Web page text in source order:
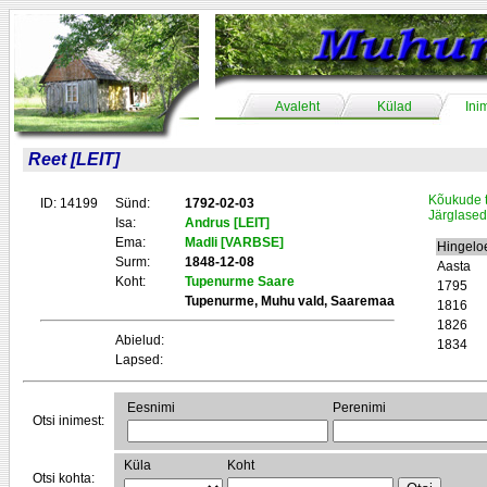
Avaleht Külad
Reet [LEIT]
ID: 14199 Sünd:
1792-02-03
Isa:
Andrus [LEIT]
Ema:
Madli [VARBSE]
Surm:
1848-12-08
Koht:
Tupenurme Saare
Tupenurme, Muhu vald, Saaremaa
Abielud:
Lapsed:
Kõukude
Järglased
Aasta
1795
1816
1826
1834
Otsi inimest:
Eesnimi Perenimi
Otsi kohta:
Küla Koht